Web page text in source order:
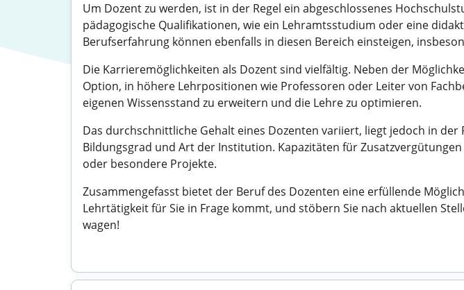
Um Dozent zu werden, ist in der Regel ein abgeschlossenes
pädagogische Qualifikationen, wie ein Lehramtsstudium oder eine
Berufserfahrung können ebenfalls in diesen Bereich einsteigen,
Die Karrieremöglichkeiten als Dozent sind vielfältig. Neben der
Option, in höhere Lehrpositionen wie Professoren oder Leiter von
eigenen Wissensstand zu erweitern und die Lehre zu optimieren.
Das durchschnittliche Gehalt eines Dozenten variiert, liegt jedoch in
Bildungsgrad und Art der Institution. Kapazitäten für
oder besondere Projekte.
Zusammengefasst bietet der Beruf des Dozenten eine erfüllende
Lehrtätigkeit für Sie in Frage kommt, und stöbern Sie nach aktuellen
wagen!